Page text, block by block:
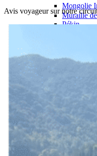
Mongolie
Muraille
Pékin
Anhui 安
Jiangxi 江西
Montagnes
Shandong
Shanghai
Suzhou 苏
Nord Ouest
Gansu 甘肃
Avis voyageur sur notre